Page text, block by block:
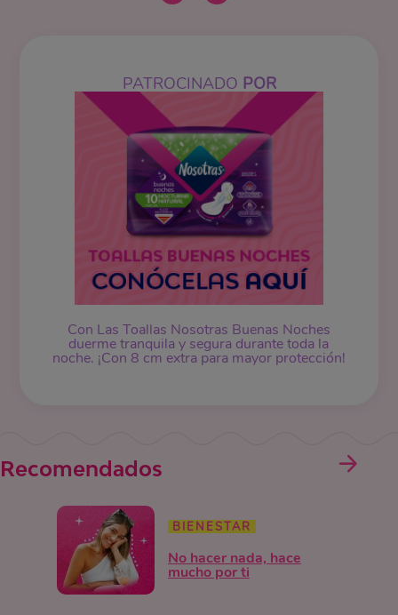
PATROCINADO POR
Con Las Toallas Nosotras Buenas Noches
duerme tranquila y segura durante toda la
noche. ¡Con 8 cm extra para mayor protección!
Recomendados
BIENESTAR
No hacer nada, hace
mucho por ti